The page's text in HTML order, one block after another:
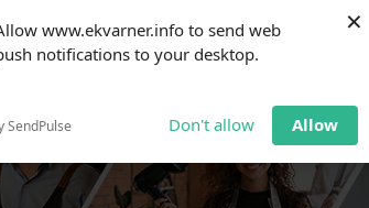
www.ekvarner.info to send web
notifications to your desktop.
SendPulse Don't allow Allow
×
permission prompts, click
icon